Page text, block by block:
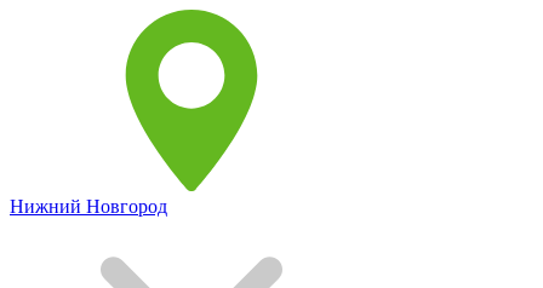
Нижний Новгород